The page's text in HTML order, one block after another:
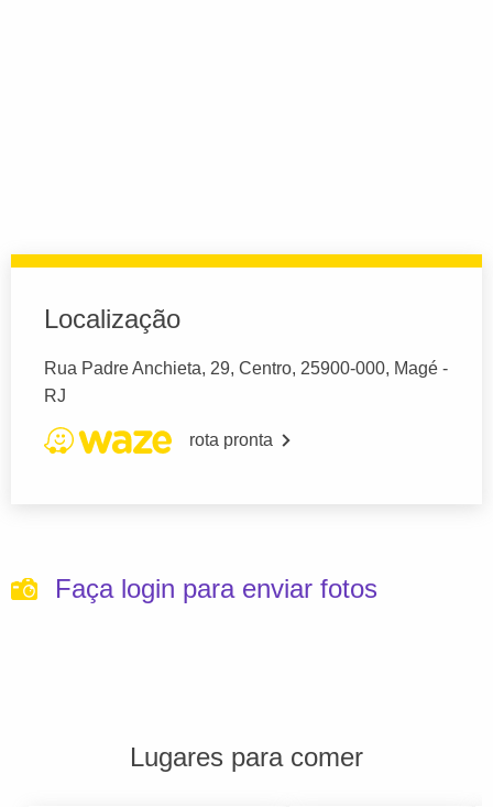
Localização
Rua Padre Anchieta, 29, Centro, 25900-000, Magé -
RJ
rota pronta
Faça login para enviar fotos
Lugares para comer